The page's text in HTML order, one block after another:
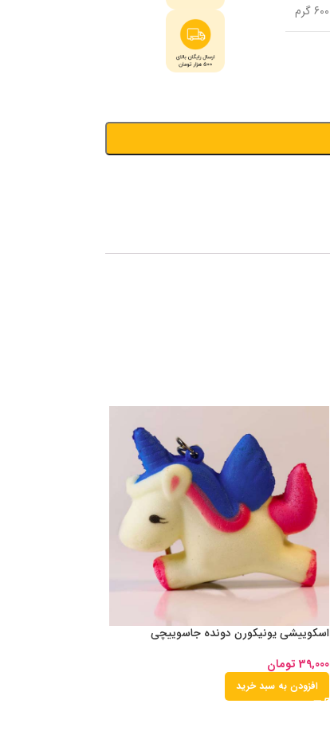
600 گرم
اسکوییشی یونیکورن دونده جاسوییچی
39,000 تومان
افزودن به سبد خرید